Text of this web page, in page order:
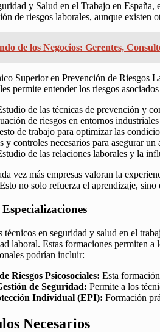
y Salud en el Trabajo en
de riesgos laborales, aunque existen
de los Negocios: Gerentes,
Superior en Prevención de Riesgos
permite entender los riesgos
de las técnicas de prevención y
de riesgos en entornos
de trabajo para optimizar las
y controles necesarios para asegurar un
de las relaciones laborales y la
vez más empresas valoran la
no solo refuerza el aprendizaje,
en seguridad y salud en el
laboral. Estas formaciones permiten
podrían incluir:
Riesgos Psicosociales: Esta
de Seguridad: Permite a los
Individual (EPI): Formación
Necesarios